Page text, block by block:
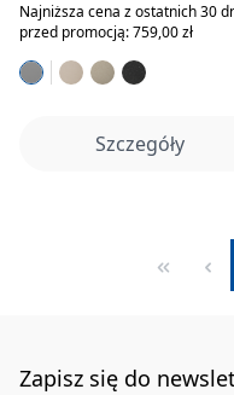
Najniższa cena z ostatnich 30
przed promocją: 759,00 zł
Szczegóły
Zapisz się do